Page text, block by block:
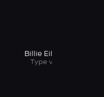
Billie Eilish IA
Type voice